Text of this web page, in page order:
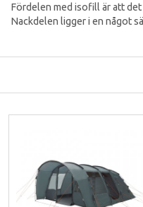
Fördelen med isofill är att
Nackdelen ligger i en något